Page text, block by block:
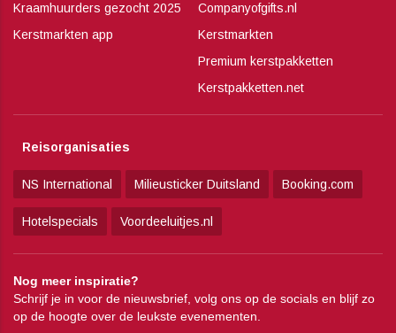
Kraamhuurders gezocht 2025
Kerstmarkten app
Companyofgifts.nl
Kerstmarkten
Premium kerstpakketten
Kerstpakketten.net
Reisorganisaties
NS International Milieusticker Duitsland Booking.com
Hotelspecials Voordeeluitjes.nl
Nog meer inspiratie?
Schrijf je in voor de nieuwsbrief, volg ons op de socials en blijf zo
op de hoogte over de leukste evenementen.